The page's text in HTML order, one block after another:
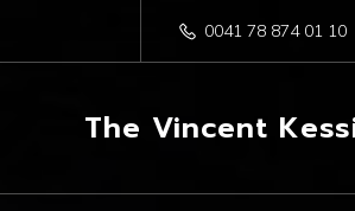
0041 78 874 01 10
The Vincent